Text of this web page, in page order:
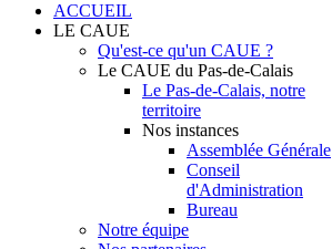
ACCUEIL
LE CAUE
Qu'est-ce qu'un CAUE ?
Le CAUE du Pas-de-Calais
Le Pas-de-Calais, notre
territoire
Nos instances
Assemblée Générale
Conseil
d'Administration
Bureau
Notre équipe